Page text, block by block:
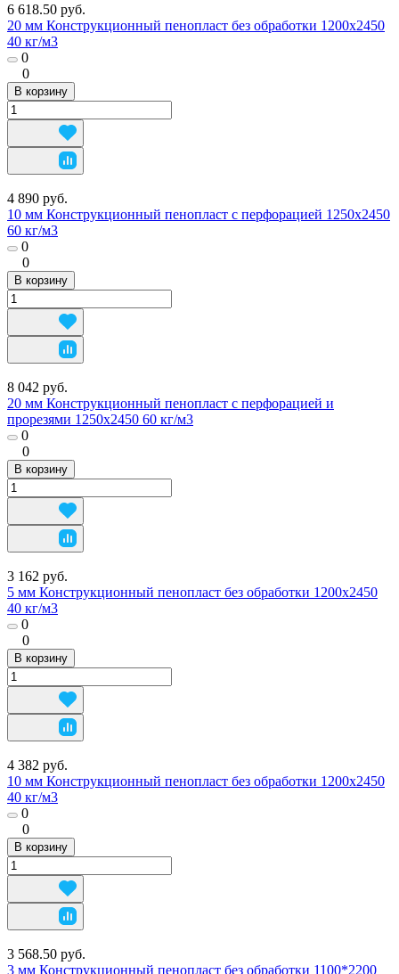
6 618.50 руб.
20 мм Конструкционный пенопласт без обработки 1200х2450
40 кг/м3
0
0
В корзину
4 890 руб.
10 мм Конструкционный пенопласт с перфорацией 1250х2450
60 кг/м3
0
0
В корзину
8 042 руб.
20 мм Конструкционный пенопласт с перфорацией и
прорезями 1250х2450 60 кг/м3
0
0
В корзину
3 162 руб.
5 мм Конструкционный пенопласт без обработки 1200х2450
40 кг/м3
0
0
В корзину
4 382 руб.
10 мм Конструкционный пенопласт без обработки 1200х2450
40 кг/м3
0
0
В корзину
3 568.50 руб.
3 мм Конструкционный пенопласт без обработки 1100*2200